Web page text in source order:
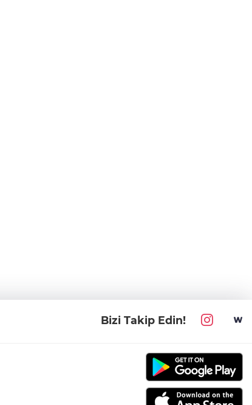
Bizi Takip Edin!